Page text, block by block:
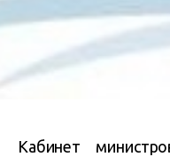
Кабинет